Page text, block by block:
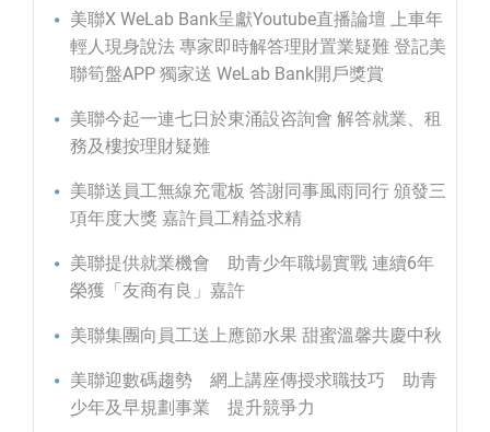
美聯X WeLab Bank呈獻Youtube直播論壇 上車年
輕人現身說法 專家即時解答理財置業疑難 登記美
聯筍盤APP 獨家送 WeLab Bank開戶獎賞
美聯今起一連七日於東涌設咨詢會 解答就業、租
務及樓按理財疑難
美聯送員工無線充電板 答謝同事風雨同行 頒發三
項年度大獎 嘉許員工精益求精
美聯提供就業機會 助青少年職場實戰 連續6年
榮獲「友商有良」嘉許
美聯集團向員工送上應節水果 甜蜜溫馨共慶中秋
美聯迎數碼趨勢 網上講座傳授求職技巧 助青
少年及早規劃事業 提升競爭力